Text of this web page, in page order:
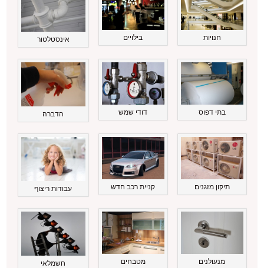
חנויות בילויים אינסטלטור
בתי דפוס דודי שמש הדברה
תיקון מזגנים קניית רכב חדש עבודות ריצוף
מנעולנים מטבחים חשמלאי